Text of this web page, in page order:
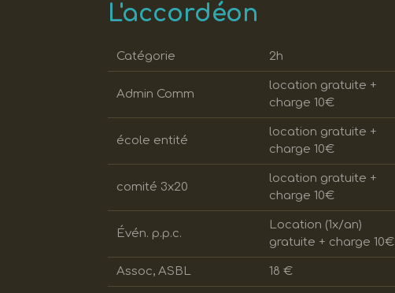
L'accordéon
Catégorie 2h
Admin Comm
location gratuite +
charge 10€
école entité
location gratuite +
charge 10€
comité 3x20
location gratuite +
charge 10€
Évén. p.p.c.
Location (1x/an)
gratuite + charge 10€
Assoc, ASBL 18 €